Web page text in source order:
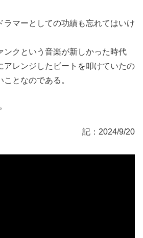
ラマーとしての功績も忘れてはいけ
ンクという音楽が新しかった時代
アレンジしたビートを叩けていたの
となのである。
記：2024/9/20